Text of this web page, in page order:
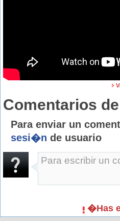
Comentarios
Para enviar un
sesi�n de usuario
�Has